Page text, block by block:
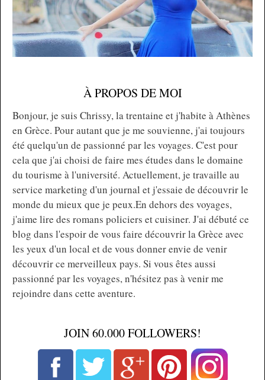
À PROPOS DE MOI
Bonjour, je suis Chrissy, la trentaine et j'habite à Athènes
en Grèce. Pour autant que je me souvienne, j'ai toujours
été quelqu'un de passionné par les voyages. C'est pour
cela que j'ai choisi de faire mes études dans le domaine
du tourisme à l'université. Actuellement, je travaille au
service marketing d'un journal et j'essaie de découvrir le
monde du mieux que je peux.En dehors des voyages,
j'aime lire des romans policiers et cuisiner. J'ai débuté ce
blog dans l'espoir de vous faire découvrir la Grèce avec
les yeux d'un local et de vous donner envie de venir
découvrir ce merveilleux pays. Si vous êtes aussi
passionné par les voyages, n'hésitez pas à venir me
rejoindre dans cette aventure.
JOIN 60.000 FOLLOWERS!